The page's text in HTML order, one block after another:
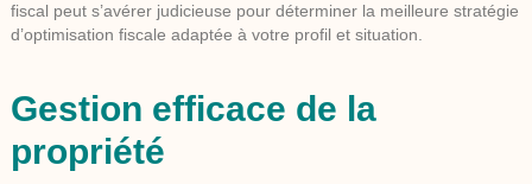
fiscal peut s’avérer judicieuse pour déterminer la meilleure stratégie
d’optimisation fiscale adaptée à votre profil et situation.
Gestion efficace de la
propriété